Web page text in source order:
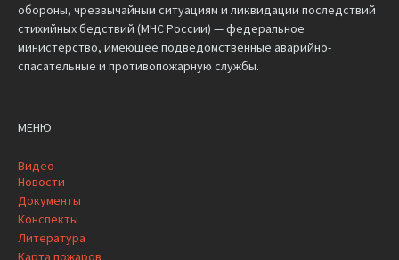
обороны, чрезвычайным ситуациям и ликвидации последствий
стихийных бедствий (МЧС России) — федеральное
министерство, имеющее подведомственные аварийно-
спасательные и противопожарную службы.
МЕНЮ
Видео
Новости
Документы
Конспекты
Литература
Карта пожаров